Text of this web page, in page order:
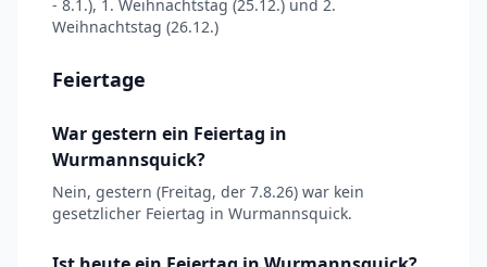
- 8.1.), 1. Weihnachtstag (25.12.) und 2.
Weihnachtstag (26.12.)
Feiertage
War gestern ein Feiertag in
Wurmannsquick?
Nein, gestern (Freitag, der 7.8.26) war kein
gesetzlicher Feiertag in Wurmannsquick.